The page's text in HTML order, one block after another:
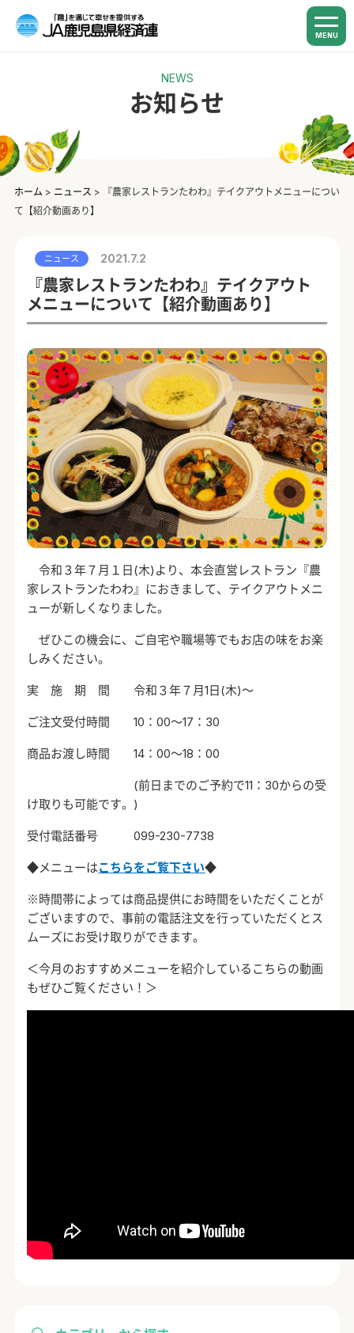
MENU
NEWS
お知らせ
ホーム > ニュース >
『農家レストランたわわ』テイクアウトメニューについ
て【紹介動画あり】
ニュース 2021.7.2
『農家レストランたわわ』テイクアウト
メニューについて【紹介動画あり】
令和３年７月１日(木) より、本会直営レストラン『農
家レストランたわわ』におきまして、テイクアウトメニ
ューが新しくなりました。
ぜひこの機会に、ご自宅や職場等でもお店の味をお楽
しみください。
実 施 期 間 令和３年７月1 日(木)～
ご注文受付時間10 ：00～17 ： 30
商品お渡し時間14 ：00～18 ：00
(前日までのご予約で11 ： 30からの受
け取りも可能です。 )
受付電話番号099-230-7738
◆メニューはこちらをご覧下さい◆
※時間帯によっては商品提供にお時間をいただくことが
ございますので、事前の電話注文を行っていただくとス
ムーズにお受け取りができます。
＜今月のおすすめメニューを紹介しているこちらの動画
もぜひご覧ください！＞